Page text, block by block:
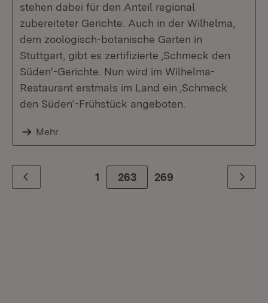
stehen dabei für den Anteil regional
zubereiteter Gerichte. Auch in der Wilhelma,
dem zoologisch-botanische Garten in
Stuttgart, gibt es zertifizierte ‚Schmeck den
Süden‘-Gerichte. Nun wird im Wilhelma-
Restaurant erstmals im Land ein ‚Schmeck
den Süden‘-Frühstück angeboten.
Mehr
Zurück 1 263 Zur letzte Seite
269 Weiter